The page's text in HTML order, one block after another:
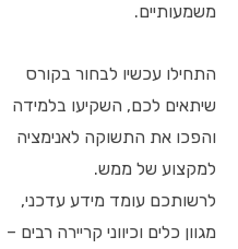
משמעותיים.
התחילו עכשיו לבחור בקורס
שיתאים לכם, השקיעו בלמידה
והפכו את התשוקה לאנימציה
למקצוע של ממש.
לרשותכם עומד מידע עדכני,
מגוון כלים וכיווני קריירה רבים –